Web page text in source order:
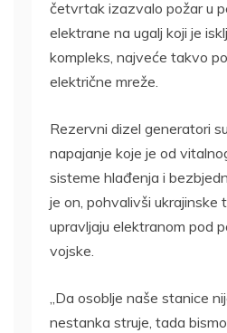
četvrtak izazvalo požar u
elektrane na ugalj koji je
kompleks, najveće takvo
električne mreže.
Rezervni dizel generatori
napajanje koje je od
sisteme hlađenja i
je on, pohvalivši ukrajinske
upravljaju elektranom pod
vojske.
„Da osoblje naše stanice
nestanka struje, tada